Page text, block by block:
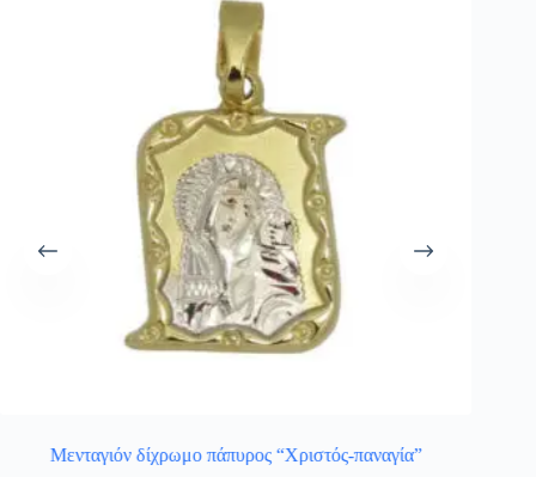
Μενταγιόν δίχρωμο πάπυρος “Χριστός-παναγία”